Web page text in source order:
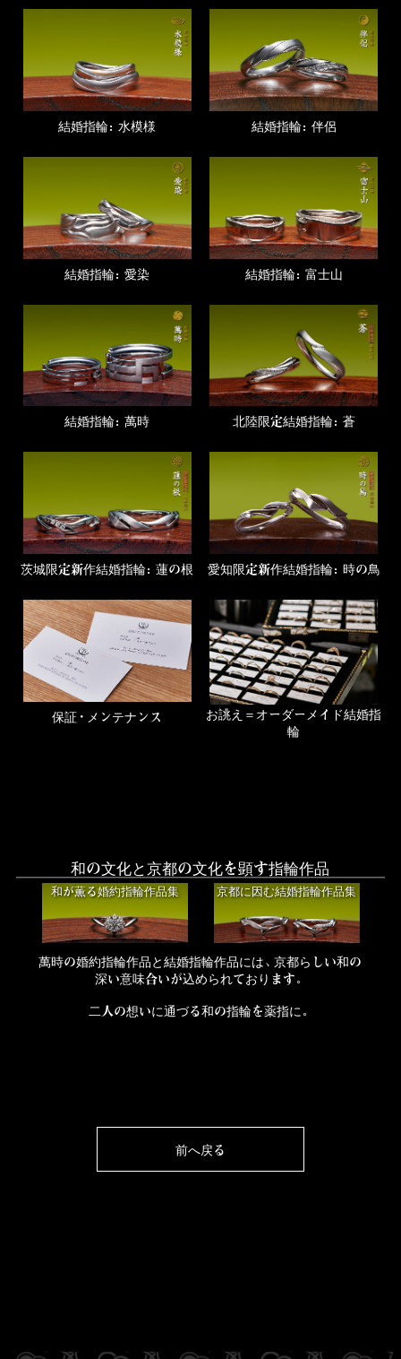
結婚指輪：水模様 結婚指輪：伴侶
結婚指輪：愛染 結婚指輪：富士山
結婚指輪：萬時 北陸限定結婚指輪：蒼
茨城限定新作結婚指輪：蓮の根 愛知限定新作結婚指輪：時の鳥
保証・メンテナンス
お誂え＝オーダーメイド結婚指
輪
和の文化と京都の文化を顕す指輪作品
和が薫る婚約指輪作品集 京都に因む結婚指輪作品集
萬時の婚約指輪作品と結婚指輪作品には、京都らしい和の
深い意味合いが込められております。
二人の想いに通づる和の指輪を薬指に。
前へ戻る